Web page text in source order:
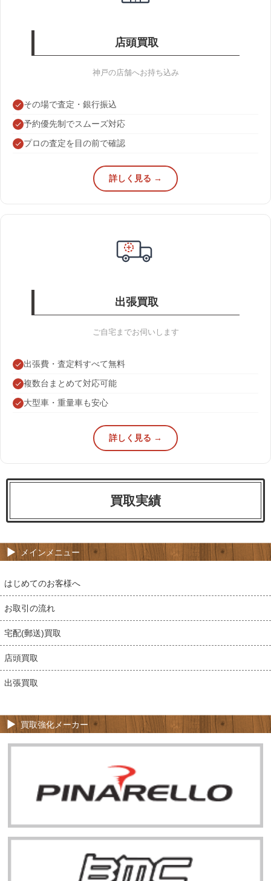
店頭買取
神戸の店舗へお持ち込み
その場で査定・銀行振込
予約優先制でスムーズ対応
プロの査定を目の前で確認
詳しく見る →
出張買取
ご自宅までお伺いします
出張費・査定料すべて無料
複数台まとめて対応可能
大型車・重量車も安心
詳しく見る →
買取実績
メインメニュー
はじめてのお客様へ
お取引の流れ
宅配(郵送)買取
店頭買取
出張買取
買取強化メーカー